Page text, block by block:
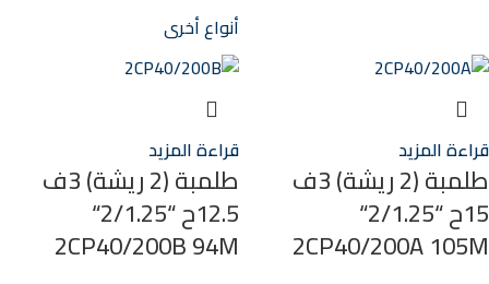
أنواع أخرى
قراءة المزيد
طلمبة (2 ريشة) 3ف
15ح “2/1.25“
2CP40/200A 105M
قراءة المزيد
طلمبة (2 ريشة) 3ف
12.5ح “2/1.25“
2CP40/200B 94M